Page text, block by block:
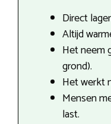
Direct
Altijd
Het neem
grond).
Het werkt
Mensen
last.